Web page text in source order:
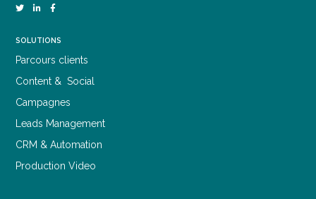
SOLUTIONS
Parcours clients
Content & Social
Campagnes
Leads Management
CRM & Automation
Production Video